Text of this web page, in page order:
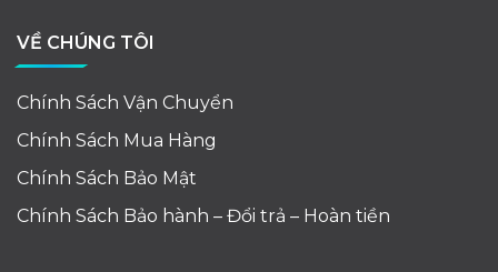
VỀ CHÚNG TÔI
Chính Sách Vận Chuyển
Chính Sách Mua Hàng
Chính Sách Bảo Mật
Chính Sách Bảo hành – Đổi trả – Hoàn tiền